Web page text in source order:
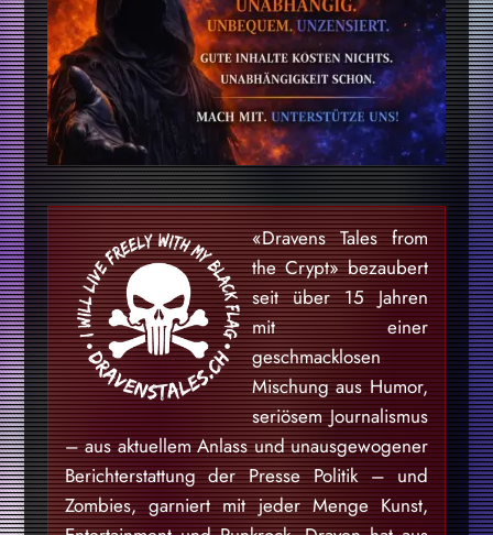
«Dravens Tales from
the Crypt» bezaubert
seit über 15 Jahren
mit einer
geschmacklosen
Mischung aus Humor,
seriösem Journalismus
– aus aktuellem Anlass und unausgewogener
Berichterstattung der Presse Politik – und
Zombies, garniert mit jeder Menge Kunst,